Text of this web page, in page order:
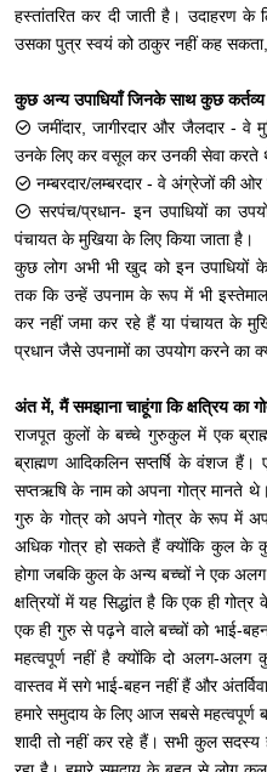
हस्तांतरित कर दी जाती है। उदाहरण
उसका पुत्र स्वयं को ठाकुर नहीं कह
कुछ अन्य उपाधियाँ जिनके साथ कुछ
जमींदार, जागीरदार और जैलदार - वे
उनके लिए कर वसूल कर उनकी सेवा करते
नम्बरदार/लम्बरदार - वे अंग्रेजों की
सरपंच/प्रधान- इन उपाधियों का
पंचायत के मुखिया के लिए किया जाता है।
कुछ लोग अभी भी खुद को इन उपाधियों
तक ​​कि उन्हें उपनाम के रूप में भी
कर नहीं जमा कर रहे हैं या पंचायत के
प्रधान जैसे उपनामों का उपयोग करने का
अंत में, मैं समझाना चाहूंगा कि क्षत्रिय का
राजपूत कुलों के बच्चे गुरुकुल में एक
ब्राह्मण आदिकलिन सप्तर्षि के वंशज हैं।
सप्तऋषि के नाम को अपना गोत्र मानते
गुरु के गोत्र को अपने गोत्र के रूप में
अधिक गोत्र हो सकते हैं क्योंकि कुल के
होगा जबकि कुल के अन्य बच्चों ने एक अलग
क्षत्रियों में यह सिद्धांत है कि एक ही गोत्र
एक ही गुरु से पढ़ने वाले बच्चों को भाई-बहन
महत्वपूर्ण नहीं है क्योंकि दो अलग-
वास्तव में सगे भाई-बहन नहीं हैं और
हमारे समुदाय के लिए आज सबसे महत्वपूर्ण
शादी तो नहीं कर रहे हैं। सभी कुल सदस्य